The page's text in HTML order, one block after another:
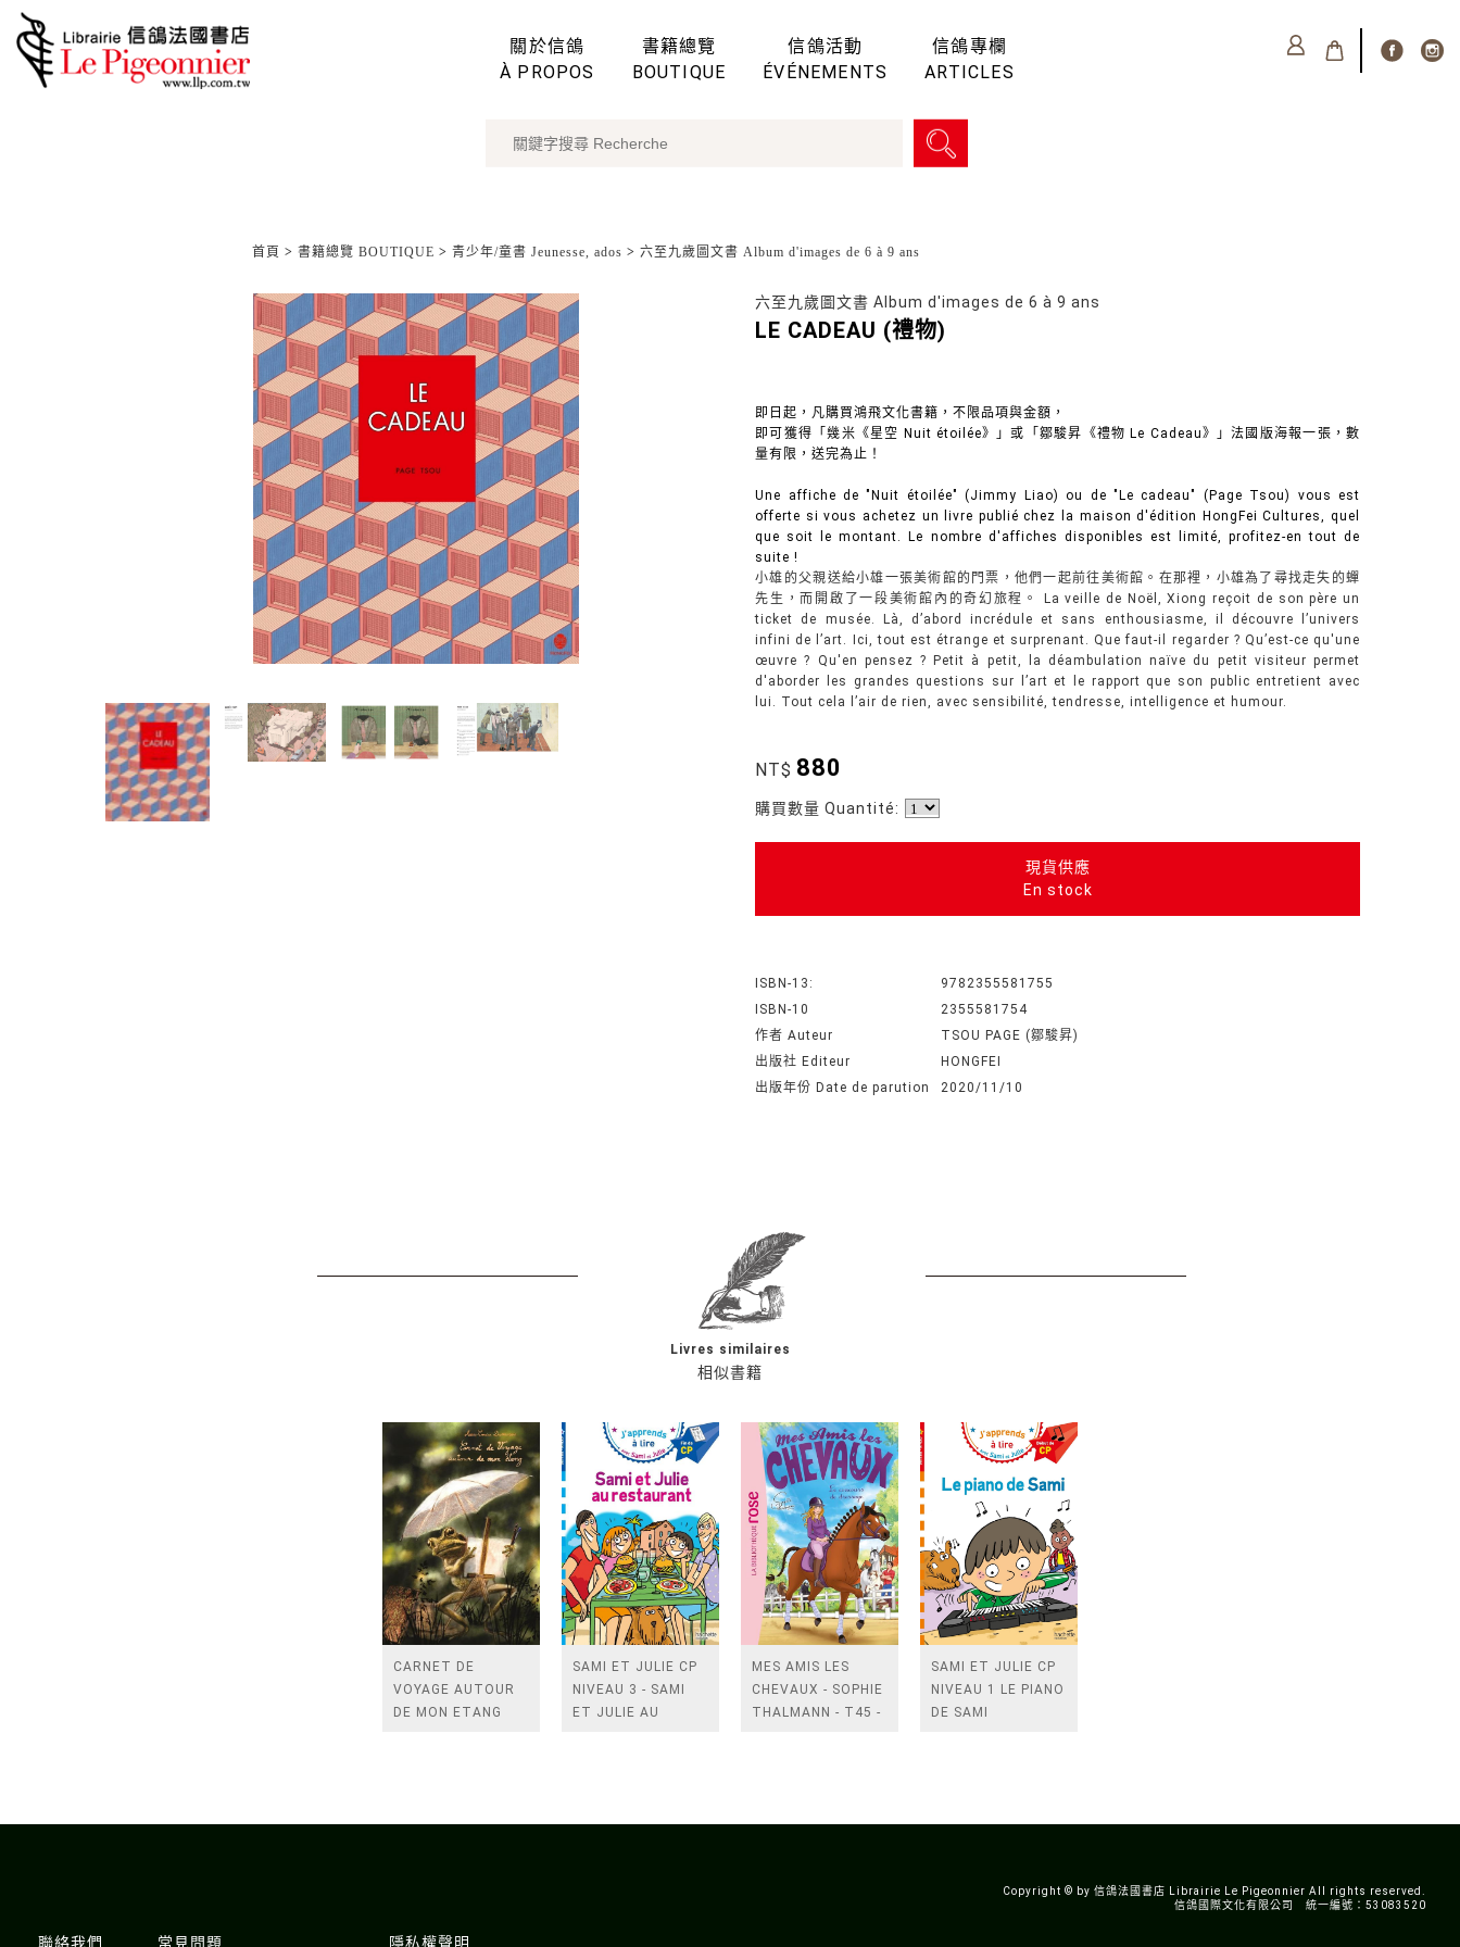
關於信鴿
À PROPOS
書籍總覽
BOUTIQUE
信鴿活動
ÉVÉNEMENTS
信鴿專欄
ARTICLES
首頁 > 書籍總覽 BOUTIQUE > 青少年/童書 Jeunesse, ados > 六至九歲圖文書 Album d'images de 6 à 9 ans
六至九歲圖文書 Album d'images de 6 à 9 ans
LE CADEAU (禮物)
即日起，凡購買鴻飛文化書籍，不限品項與金額，
即可獲得「幾米《星空 Nuit étoilée》」或「鄒駿昇《禮物 Le Cadeau》」法國版海報一張，數
量有限，送完為止！
Une affiche de "Nuit étoilée" (Jimmy Liao) ou de "Le cadeau" (Page Tsou) vous est
offerte si vous achetez un livre publié chez la maison d'édition HongFei Cultures, quel
que soit le montant. Le nombre d'affiches disponibles est limité, profitez-en tout de
suite !
小雄的父親送給小雄一張美術館的門票，他們一起前往美術館。在那裡，小雄為了尋找走失的蟬
先生，而開啟了一段美術館內的奇幻旅程。 La veille de Noël, Xiong reçoit de son père un
ticket de musée. Là, d’abord incrédule et sans enthousiasme, il découvre l’univers
infini de l’art. Ici, tout est étrange et surprenant. Que faut-il regarder ? Qu’est-ce qu'une
œuvre ? Qu'en pensez ? Petit à petit, la déambulation naïve du petit visiteur permet
d'aborder les grandes questions sur l’art et le rapport que son public entretient avec
lui. Tout cela l’air de rien, avec sensibilité, tendresse, intelligence et humour.
NT$ 880
購買數量 Quantité:
現貨供應
En stock
ISBN-13:
9782355581755
ISBN-10
2355581754
作者 Auteur
TSOU PAGE (鄒駿昇)
出版社 Editeur
HONGFEI
出版年份 Date de parution
2020/11/10
相似書籍
Livres similaires
CARNET DE
VOYAGE AUTOUR
DE MON ETANG
SAMI ET JULIE CP
NIVEAU 3 - SAMI
ET JULIE AU
MES AMIS LES
CHEVAUX - SOPHIE
THALMANN - T45 -
SAMI ET JULIE CP
NIVEAU 1 LE PIANO
DE SAMI
Copyright © by 信鴿法國書店 Librairie Le Pigeonnier All rights reserved.
信鴿國際文化有限公司 統一編號：53083520
聯絡我們 常見問題 隱私權聲明